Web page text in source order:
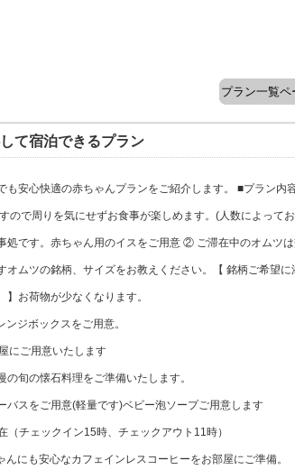
プラン一覧ペ
て宿泊できるプラン
も安心快適の赤ちゃんプランをご紹介します。 ■プラン内
ので周りを気にせずお食事が楽しめます。(人数によって
処です。赤ちゃん用のイスをご用意 ② ご滞在中のオムツは
オムツの銘柄、サイズをお教えください。【 銘柄ご希望に
】お荷物が少なくなります。
ジボックスをご用意。
にご用意いたします
旬の懐石料理をご準備いたします。
スをご用意(軽量です)ベビー泡ソープご用意します
チェックイン15時、チェックアウト11時）
にも安心なカフェインレスコーヒーをお部屋にご準備。